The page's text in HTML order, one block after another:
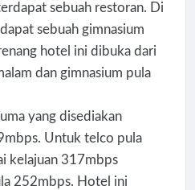
sebuah restoran. Di
sebuah gimnasium
hotel ini dibuka dari
dan gimnasium pula
yang disediakan
Untuk telco pula
kelajuan 317mbps
252mbps. Hotel ini